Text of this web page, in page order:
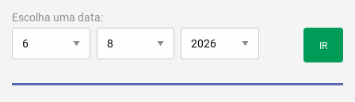
Escolha uma data:
IR